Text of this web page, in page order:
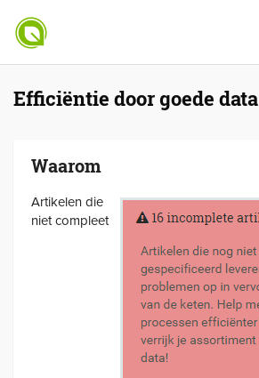
Efficiëntie door goede data
Waarom
Artikelen die
niet compleet